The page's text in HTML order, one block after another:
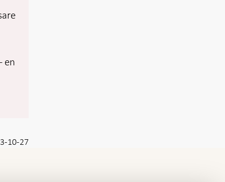
en
10-27